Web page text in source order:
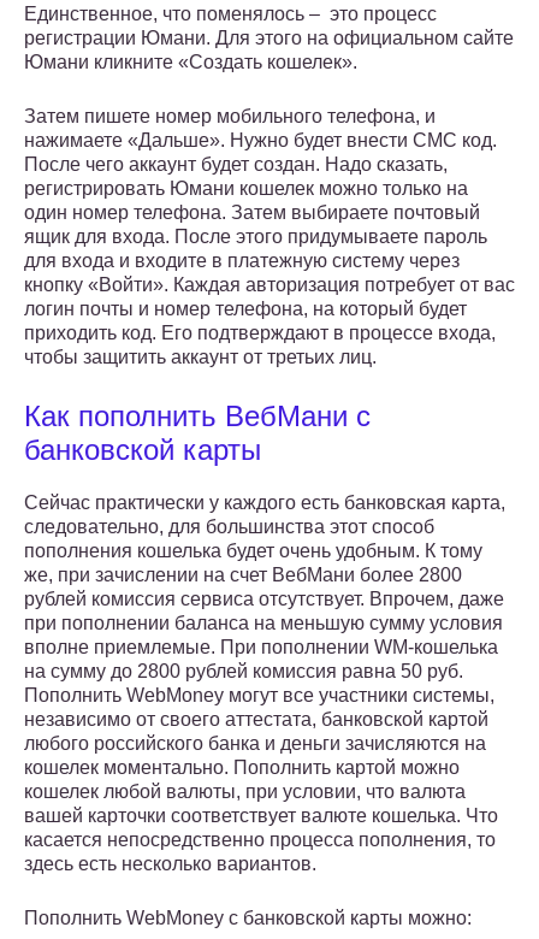
Единственное, что поменялось – это процесс
регистрации Юмани. Для этого на официальном сайте
Юмани кликните «Создать кошелек».
Затем пишете номер мобильного телефона, и
нажимаете «Дальше». Нужно будет внести СМС код.
После чего аккаунт будет создан. Надо сказать,
регистрировать Юмани кошелек можно только на
один номер телефона. Затем выбираете почтовый
ящик для входа. После этого придумываете пароль
для входа и входите в платежную систему через
кнопку «Войти». Каждая авторизация потребует от вас
логин почты и номер телефона, на который будет
приходить код. Его подтверждают в процессе входа,
чтобы защитить аккаунт от третьих лиц.
Как пополнить ВебМани с
банковской карты
Сейчас практически у каждого есть банковская карта,
следовательно, для большинства этот способ
пополнения кошелька будет очень удобным. К тому
же, при зачислении на счет ВебМани более 2800
рублей комиссия сервиса отсутствует. Впрочем, даже
при пополнении баланса на меньшую сумму условия
вполне приемлемые. При пополнении WM-кошелька
на сумму до 2800 рублей комиссия равна 50 руб.
Пополнить WebMoney могут все участники системы,
независимо от своего аттестата, банковской картой
любого российского банка и деньги зачисляются на
кошелек моментально. Пополнить картой можно
кошелек любой валюты, при условии, что валюта
вашей карточки соответствует валюте кошелька. Что
касается непосредственно процесса пополнения, то
здесь есть несколько вариантов.
Пополнить WebMoney с банковской карты можно: